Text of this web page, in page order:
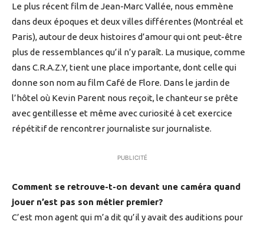
Le plus récent film de Jean-Marc Vallée, nous emmène
dans deux époques et deux villes différentes (Montréal et
Paris), autour de deux histoires d’amour qui ont peut-être
plus de ressemblances qu’il n’y paraît. La musique, comme
dans C.R.A.Z.Y, tient une place importante, dont celle qui
donne son nom au film Café de Flore. Dans le jardin de
l’hôtel où Kevin Parent nous reçoit, le chanteur se prête
avec gentillesse et même avec curiosité à cet exercice
répétitif de rencontrer journaliste sur journaliste.
PUBLICITÉ
Comment se retrouve-t-on devant une caméra quand
jouer n’est pas son métier premier?
C’est mon agent qui m’a dit qu’il y avait des auditions pour